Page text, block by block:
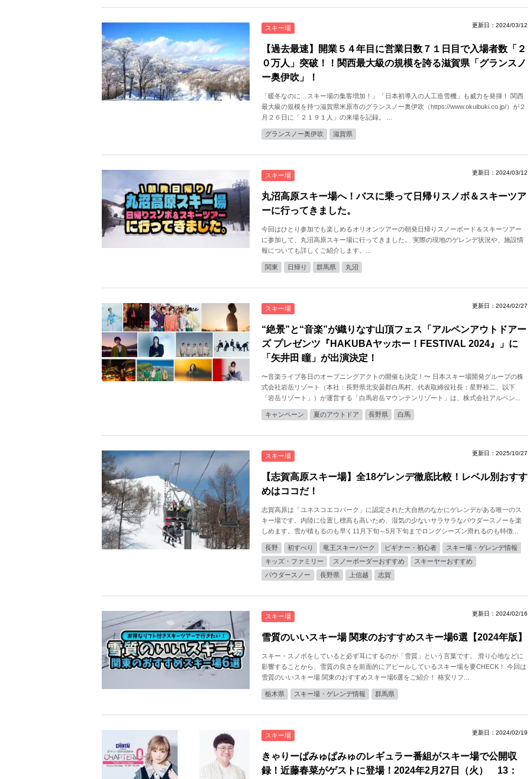
スキー場 更新日：2024/03/12
【過去最速】開業５４年目に営業日数７１日目で入場者数「２
０万人」突破！！関西最大級の規模を誇る滋賀県「グランスノ
ー奥伊吹」！
「暖冬なのに…スキー場の集客増加！」「日本初導入の人工造雪機」も威力を発揮！ 関西
最大級の規模を持つ滋賀県米原市のグランスノー奥伊吹（https://www.okuibuki.co.jp/）が２
月２６日に「２１９１人」の来場を記録。 ...
グランスノー奥伊吹 滋賀県
スキー場 更新日：2024/03/12
丸沼高原スキー場へ！バスに乗って日帰りスノボ＆スキーツア
ーに行ってきました。
今回はひとり参加でも楽しめるオリオンツアーの朝発日帰りスノーボード＆スキーツアー
に参加して、丸沼高原スキー場に行ってきました。 実際の現地のゲレンデ状況や、施設情
報についても詳しくご紹介します。...
関東 日帰り 群馬県 丸沼
スキー場 更新日：2024/02/27
“絶景”と“音楽”が織りなす山頂フェス「アルペンアウトドアー
ズ プレゼンツ『HAKUBAヤッホー！FESTIVAL 2024』」に
「矢井田 瞳」が出演決定！
〜音楽ライブ各日のオープニングアクトの開催も決定！〜 日本スキー場開発グループの株
式会社岩岳リゾート（本社：⻑野県北安曇郡白馬村、代表取締役社⻑：星野裕二、以下
「岩岳リゾート」）が運営する「⽩⾺岩岳マウンテンリゾート」は、株式会社アルペン...
キャンペーン 夏のアウトドア 長野県 白馬
スキー場 更新日：2025/10/27
【志賀高原スキー場】全18ゲレンデ徹底比較！レベル別おすす
めはココだ！
志賀高原は「ユネスコエコパーク」に認定された大自然のなかにゲレンデがある唯一のス
キー場です。内陸に位置し標高も高いため、湿気の少ないサラサラなパウダースノーを楽
しめます。雪が積もるのも早く11月下旬～5月下旬までロングシーズン滑れるのも特徴...
長野 初すべり 竜王スキーパーク ビギナー・初心者
スキー場・ゲレンデ情報
キッズ・ファミリー
スノーボーダーおすすめ
スキーヤーおすすめ
パウダースノー
長野県 上信越 志賀
スキー場 更新日：2024/02/16
雪質のいいスキー場 関東のおすすめスキー場6選【2024年版】
スキー・スノボをしていると必ず耳にするのが「雪質」という言葉です。 滑り心地などに
影響することから、雪質の良さを前面的にアピールしているスキー場を要CHECK！ 今回は
雪質のいいスキー場 関東のおすすめスキー場6選をご紹介！ 格安リフ...
栃木県 スキー場・ゲレンデ情報 群馬県
スキー場 更新日：2024/02/19
きゃりーぱみゅぱみゅのレギュラー番組がスキー場で公開収
録！近藤春菜がゲストに登場！2024年2月27日（火） 13：